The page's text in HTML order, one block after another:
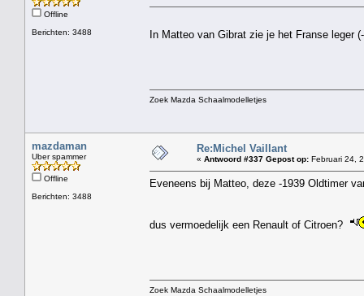
Offline
Berichten: 3488
In Matteo van Gibrat zie je het Franse leger
Zoek Mazda Schaalmodelletjes
mazdaman
Uber spammer
Offline
Berichten: 3488
Re:Michel Vaillant
« Antwoord #337 Gepost op: Februari 24,
Eveneens bij Matteo, deze -1939 Oldtimer
dus vermoedelijk een Renault of Citroen?
Zoek Mazda Schaalmodelletjes